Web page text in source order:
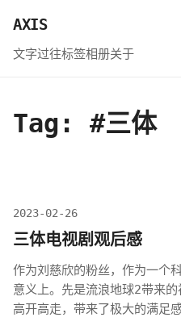
AXIS
文字过往标签相册关于
Tag: #三体
2023-02-26
三体电视剧观后感
作为刘慈欣的粉丝，作为一个
意义上。先是流浪地球2带来
高开高走，带来了极大的满足